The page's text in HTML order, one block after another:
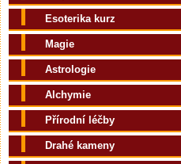
Esoterika kurz
Magie
Astrologie
Alchymie
Přírodní léčby
Drahé kameny